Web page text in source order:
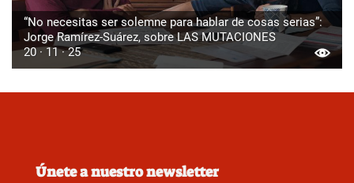
“No necesitas ser solemne para hablar de cosas serias”:
Jorge Ramírez-Suárez, sobre LAS MUTACIONES
20 · 11 · 25
Únete a nuestro newsletter